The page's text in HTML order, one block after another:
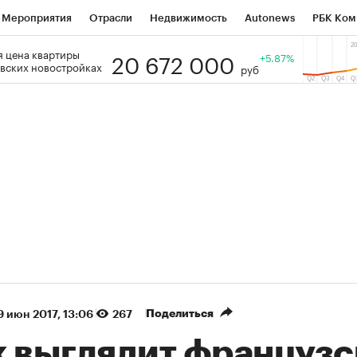
Мероприятия Отрасли Недвижимость Autonews РБК
РБК Образование Тренды
цена квартиры
новостройках
20 672 000 руб
+5.87%
июн 2017, 13:06 267 Поделиться